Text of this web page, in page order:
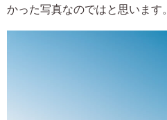
かった写真なのではと思います。